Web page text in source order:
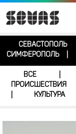
СЕВАСТОПОЛЬ
СИМФЕРОПОЛЬ
ВСЕ
ПРОИСШЕСТВИЯ
КУЛЬТУРА